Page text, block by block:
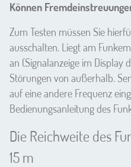
Können
Zum Testen müssen Sie
ausschalten. Liegt am
an (Signalanzeige im Display
Störungen von außerhalb.
auf eine andere Frequenz
Bedienungsanleitung des
Die Reichweite des
15 m